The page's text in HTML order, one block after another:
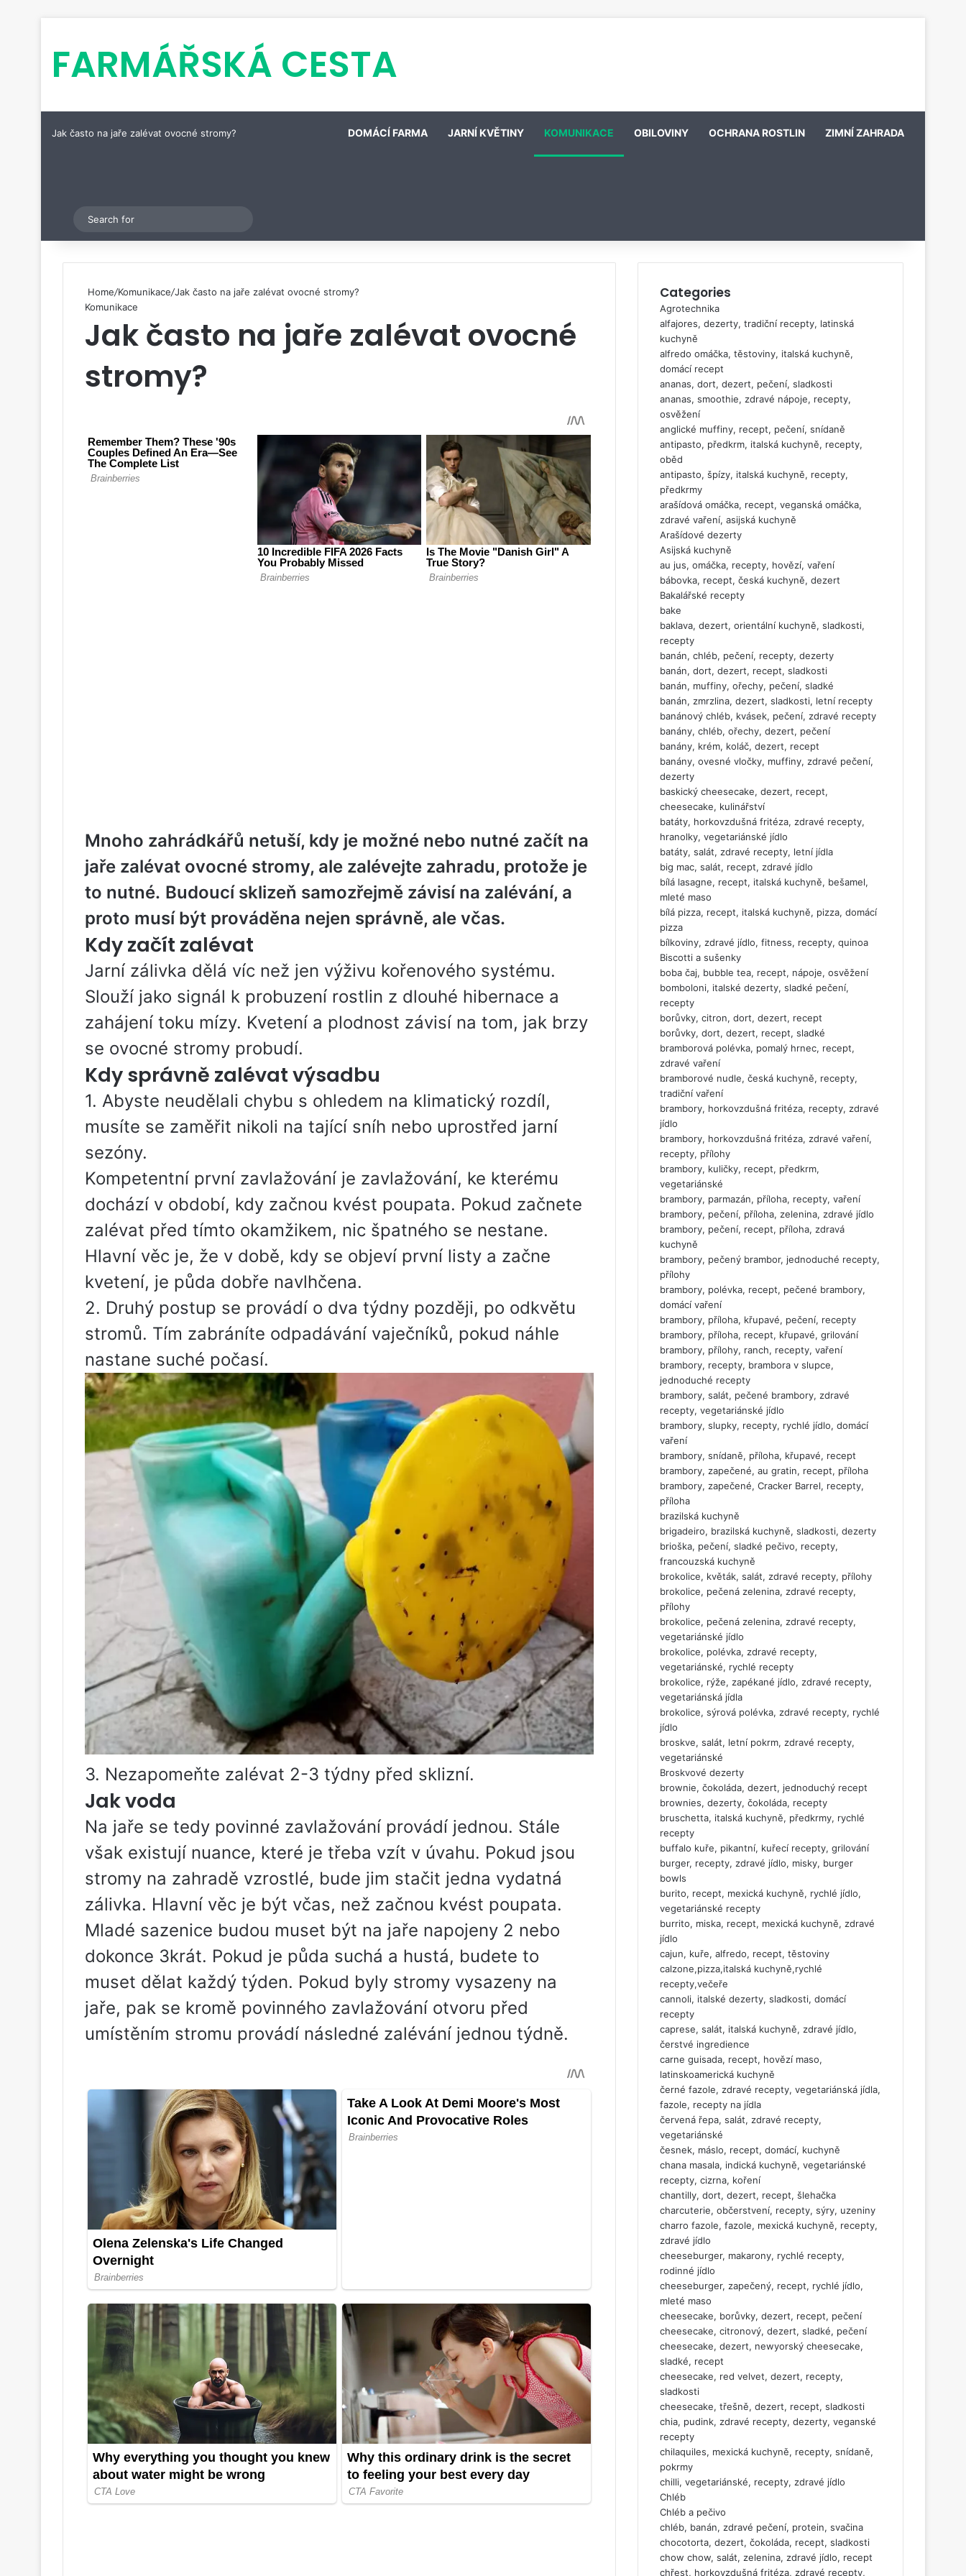
FARMÁŘSKÁ CESTA
Jak často na jaře zalévat ovocné stromy? DOMÁCÍ FARMA JARNÍ KVĚTINY KOMUNIKACE OBILOVINY OCHRANA ROSTLIN ZIMNÍ ZAHRADA
Switch skin
for
Home/Komunikace/Jak často na jaře zalévat ovocné stromy?
Komunikace
Jak často na jaře zalévat ovocné
stromy?
Mnoho zahrádkářů netuší, kdy je možné nebo nutné začít na
jaře zalévat ovocné stromy, ale zalévejte zahradu, protože je
to nutné. Budoucí sklizeň samozřejmě závisí na zalévání, a
proto musí být prováděna nejen správně, ale včas.
Kdy začít zalévat
Jarní zálivka dělá víc než jen výživu kořenového systému.
Slouží jako signál k probuzení rostlin z dlouhé hibernace a
zahájení toku mízy. Kvetení a plodnost závisí na tom, jak brzy
se ovocné stromy probudí.
Kdy správně zalévat výsadbu
1. Abyste neudělali chybu s ohledem na klimatický rozdíl,
musíte se zaměřit nikoli na tající sníh nebo uprostřed jarní
sezóny.
Kompetentní první zavlažování je zavlažování, ke kterému
dochází v období, kdy začnou kvést poupata. Pokud začnete
zalévat před tímto okamžikem, nic špatného se nestane.
Hlavní věc je, že v době, kdy se objeví první listy a začne
kvetení, je půda dobře navlhčena.
2. Druhý postup se provádí o dva týdny později, po odkvětu
stromů. Tím zabráníte odpadávání vaječníků, pokud náhle
nastane suché počasí.
3. Nezapomeňte zalévat 2-3 týdny před sklizní.
Jak voda
Na jaře se tedy povinné zavlažování provádí jednou. Stále
však existují nuance, které je třeba vzít v úvahu. Pokud jsou
stromy na zahradě vzrostlé, bude jim stačit jedna vydatná
zálivka. Hlavní věc je být včas, než začnou kvést poupata.
Mladé sazenice budou muset být na jaře napojeny 2 nebo
dokonce 3krát. Pokud je půda suchá a hustá, budete to
muset dělat každý týden. Pokud byly stromy vysazeny na
jaře, pak se kromě povinného zavlažování otvoru před
umístěním stromu provádí následné zalévání jednou týdně.
Categories
Agrotechnika
alfajores, dezerty, tradiční recepty, latinská
kuchyně
alfredo omáčka, těstoviny, italská kuchyně,
domácí recept
ananas, dort, dezert, pečení, sladkosti
ananas, smoothie, zdravé nápoje, recepty,
osvěžení
anglické muffiny, recept, pečení, snídaně
antipasto, předkrm, italská kuchyně, recepty,
oběd
antipasto, špízy, italská kuchyně, recepty,
předkrmy
arašídová omáčka, recept, veganská omáčka,
zdravé vaření, asijská kuchyně
Arašídové dezerty
Asijská kuchyně
au jus, omáčka, recepty, hovězí, vaření
bábovka, recept, česká kuchyně, dezert
Bakalářské recepty
bake
baklava, dezert, orientální kuchyně, sladkosti,
recepty
banán, chléb, pečení, recepty, dezerty
banán, dort, dezert, recept, sladkosti
banán, muffiny, ořechy, pečení, sladké
banán, zmrzlina, dezert, sladkosti, letní recepty
banánový chléb, kvásek, pečení, zdravé recepty
banány, chléb, ořechy, dezert, pečení
banány, krém, koláč, dezert, recept
banány, ovesné vločky, muffiny, zdravé pečení,
dezerty
baskický cheesecake, dezert, recept,
cheesecake, kulinářství
batáty, horkovzdušná fritéza, zdravé recepty,
hranolky, vegetariánské jídlo
batáty, salát, zdravé recepty, letní jídla
big mac, salát, recept, zdravé jídlo
bílá lasagne, recept, italská kuchyně, bešamel,
mleté maso
bílá pizza, recept, italská kuchyně, pizza, domácí
pizza
bílkoviny, zdravé jídlo, fitness, recepty, quinoa
Biscotti a sušenky
boba čaj, bubble tea, recept, nápoje, osvěžení
bomboloni, italské dezerty, sladké pečení,
recepty
borůvky, citron, dort, dezert, recept
borůvky, dort, dezert, recept, sladké
bramborová polévka, pomalý hrnec, recept,
zdravé vaření
bramborové nudle, česká kuchyně, recepty,
tradiční vaření
brambory, horkovzdušná fritéza, recepty, zdravé
jídlo
brambory, horkovzdušná fritéza, zdravé vaření,
recepty, přílohy
brambory, kuličky, recept, předkrm,
vegetariánské
brambory, parmazán, příloha, recepty, vaření
brambory, pečení, příloha, zelenina, zdravé jídlo
brambory, pečení, recept, příloha, zdravá
kuchyně
brambory, pečený brambor, jednoduché recepty,
přílohy
brambory, polévka, recept, pečené brambory,
domácí vaření
brambory, příloha, křupavé, pečení, recepty
brambory, příloha, recept, křupavé, grilování
brambory, přílohy, ranch, recepty, vaření
brambory, recepty, brambora v slupce,
jednoduché recepty
brambory, salát, pečené brambory, zdravé
recepty, vegetariánské jídlo
brambory, slupky, recepty, rychlé jídlo, domácí
vaření
brambory, snídaně, příloha, křupavé, recept
brambory, zapečené, au gratin, recept, příloha
brambory, zapečené, Cracker Barrel, recepty,
příloha
brazilská kuchyně
brigadeiro, brazilská kuchyně, sladkosti, dezerty
brioška, pečení, sladké pečivo, recepty,
francouzská kuchyně
brokolice, květák, salát, zdravé recepty, přílohy
brokolice, pečená zelenina, zdravé recepty,
přílohy
brokolice, pečená zelenina, zdravé recepty,
vegetariánské jídlo
brokolice, polévka, zdravé recepty,
vegetariánské, rychlé recepty
brokolice, rýže, zapékané jídlo, zdravé recepty,
vegetariánská jídla
brokolice, sýrová polévka, zdravé recepty, rychlé
jídlo
broskve, salát, letní pokrm, zdravé recepty,
vegetariánské
Broskvové dezerty
brownie, čokoláda, dezert, jednoduchý recept
brownies, dezerty, čokoláda, recepty
bruschetta, italská kuchyně, předkrmy, rychlé
recepty
buffalo kuře, pikantní, kuřecí recepty, grilování
burger, recepty, zdravé jídlo, misky, burger
bowls
burito, recept, mexická kuchyně, rychlé jídlo,
vegetariánské recepty
burrito, miska, recept, mexická kuchyně, zdravé
jídlo
cajun, kuře, alfredo, recept, těstoviny
calzone,pizza,italská kuchyně,rychlé
recepty,večeře
cannoli, italské dezerty, sladkosti, domácí
recepty
caprese, salát, italská kuchyně, zdravé jídlo,
čerstvé ingredience
carne guisada, recept, hovězí maso,
latinskoamerická kuchyně
černé fazole, zdravé recepty, vegetariánská jídla,
fazole, recepty na jídla
červená řepa, salát, zdravé recepty,
vegetariánské
česnek, máslo, recept, domácí, kuchyně
chana masala, indická kuchyně, vegetariánské
recepty, cizrna, koření
chantilly, dort, dezert, recept, šlehačka
charcuterie, občerstvení, recepty, sýry, uzeniny
charro fazole, fazole, mexická kuchyně, recepty,
zdravé jídlo
cheeseburger, makarony, rychlé recepty,
rodinné jídlo
cheeseburger, zapečený, recept, rychlé jídlo,
mleté maso
cheesecake, borůvky, dezert, recept, pečení
cheesecake, citronový, dezert, sladké, pečení
cheesecake, dezert, newyorský cheesecake,
sladké, recept
cheesecake, red velvet, dezert, recepty,
sladkosti
cheesecake, třešně, dezert, recept, sladkosti
chia, pudink, zdravé recepty, dezerty, veganské
recepty
chilaquiles, mexická kuchyně, recepty, snídaně,
pokrmy
chilli, vegetariánské, recepty, zdravé jídlo
Chléb
Chléb a pečivo
chléb, banán, zdravé pečení, protein, svačina
chocotorta, dezert, čokoláda, recept, sladkosti
chow chow, salát, zelenina, zdravé jídlo, recept
chřest, horkovzdušná fritéza, zdravé recepty,